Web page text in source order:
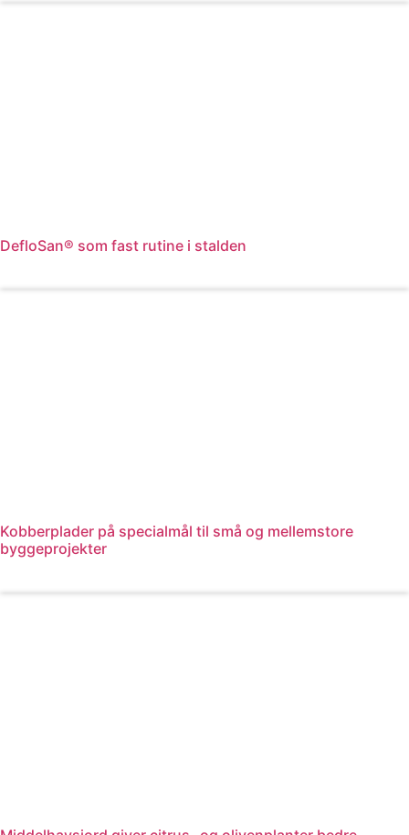
DefloSan® som fast rutine i stalden
Kobberplader på specialmål til små og mellemstore
byggeprojekter